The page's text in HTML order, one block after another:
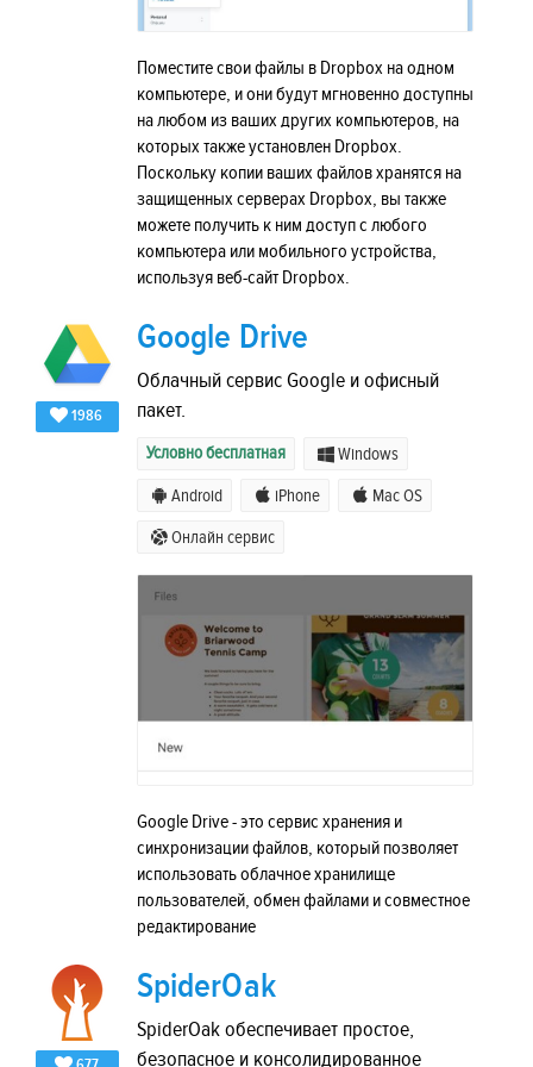
Поместите свои файлы в Dropbox на одном
компьютере, и они будут мгновенно доступны
на любом из ваших других компьютеров, на
которых также установлен Dropbox.
Поскольку копии ваших файлов хранятся на
защищенных серверах Dropbox, вы также
можете получить к ним доступ с любого
компьютера или мобильного устройства,
используя веб-сайт Dropbox.
1986
Google Drive
Облачный сервис Google и офисный
пакет.
Условно бесплатная Windows
Android iPhone Mac OS
Онлайн сервис
Google Drive - это сервис хранения и
синхронизации файлов, который позволяет
использовать облачное хранилище
пользователей, обмен файлами и совместное
редактирование
SpiderOak
SpiderOak обеспечивает простое,
безопасное и консолидированное